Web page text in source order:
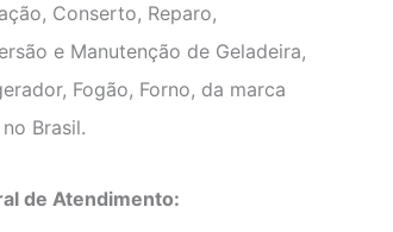
Conserto, Reparo,
e Manutenção de Geladeira,
Fogão, Forno, da marca
Brasil.
de Atendimento: